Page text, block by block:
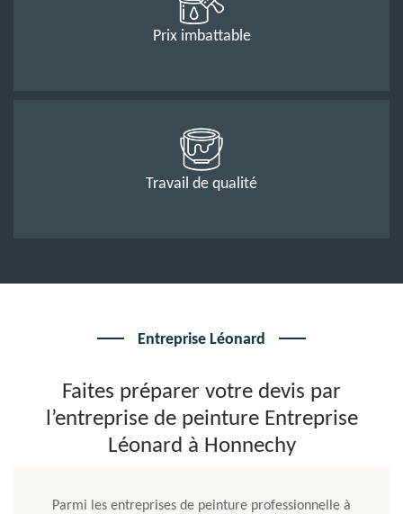
Prix imbattable
Travail de qualité
Entreprise Léonard
Faites préparer votre devis par
l’entreprise de peinture Entreprise
Léonard à Honnechy
Parmi les entreprises de peinture professionnelle à